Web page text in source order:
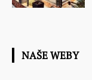
NAŠE WEBY